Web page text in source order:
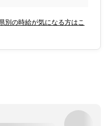
別の時給が気になる方はこ